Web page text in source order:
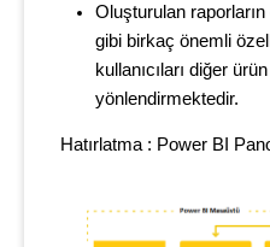
Oluşturulan
gibi birkaç önemli
kullanıcıları diğer
yönlendirmektedir.
Hatırlatma : Power BI